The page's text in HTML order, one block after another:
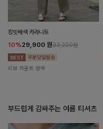
킹밋배색 카라니트
10%29,900 원33,200원
리뷰 카운트 영역
부드럽게 감싸주는 여름 티셔츠